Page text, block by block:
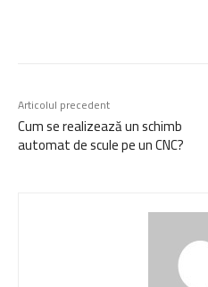
Articolul precedent
Cum se realizează un schimb
automat de scule pe un CNC?